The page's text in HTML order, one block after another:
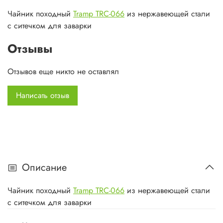
Чайник походный Tramp TRC-066 из нержавеющей стали
с ситечком для заварки
Отзывы
Отзывов еще никто не оставлял
Написать отзыв
Описание
Чайник походный Tramp TRC-066 из нержавеющей стали
с ситечком для заварки